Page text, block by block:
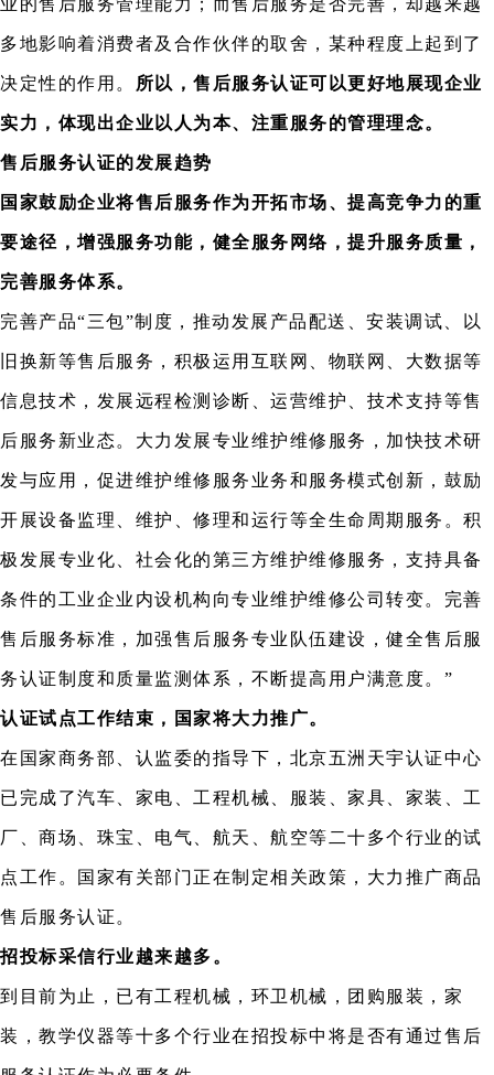
业的售后服务管理能力；而售后服务是否完善，却越来越
多地影响着消费者及合作伙伴的取舍，某种程度上起到了
决定性的作用。 所以，售后服务认证可以更好地展现企业
实力，体现出企业以人为本、注重服务的管理理念。
售后服务认证的发展趋势
国家鼓励企业将售后服务作为开拓市场、提高竞争力的重
要途径，增强服务功能，健全服务网络，提升服务质量，
完善服务体系。
完善产品“三包”制度，推动发展产品配送、安装调试、以
旧换新等售后服务，积极运用互联网、物联网、大数据等
信息技术，发展远程检测诊断、运营维护、技术支持等售
后服务新业态。大力发展专业维护维修服务，加快技术研
发与应用，促进维护维修服务业务和服务模式创新，鼓励
开展设备监理、维护、修理和运行等全生命周期服务。积
极发展专业化、社会化的第三方维护维修服务，支持具备
条件的工业企业内设机构向专业维护维修公司转变。完善
售后服务标准，加强售后服务专业队伍建设，健全售后服
务认证制度和质量监测体系，不断提高用户满意度。”
认证试点工作结束，国家将大力推广。
在国家商务部、认监委的指导下，北京五洲天宇认证中心
已完成了汽车、家电、工程机械、服装、家具、家装、工
厂、商场、珠宝、电气、航天、航空等二十多个行业的试
点工作。国家有关部门正在制定相关政策，大力推广商品
售后服务认证。
招投标采信行业越来越多。
到目前为止，已有工程机械，环卫机械，团购服装，家
装，教学仪器等十多个行业在招投标中将是否有通过售后